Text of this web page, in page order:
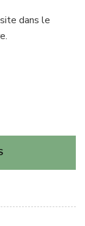
dans le